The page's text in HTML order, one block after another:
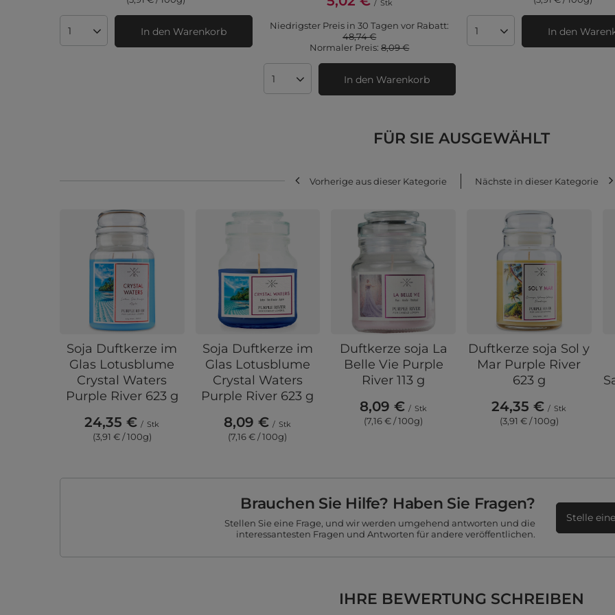
Anzahl der ProdukteIn den Warenkorb
/ Stk
Niedrigster Preis in 30 Tagen vor Rabatt:
48,74 €
Normaler Preis:8,09 €
Anzahl der ProdukteIn den Warenkorb
Anzahl der Produkte
In den
FÜR SIE AUSGEWÄHLT
Vorherige aus dieser Kategorie Nächste in dieser Kategorie
Soja Duftkerze im
Glas Lotusblume
Crystal Waters
Purple River 623 g
24,35 € / Stk
(3,91 € / 100g)
Soja Duftkerze im
Glas Lotusblume
Crystal Waters
Purple River 623 g
8,09 € / Stk
(7,16 € / 100g)
Duftkerze soja La
Belle Vie Purple
River 113 g
8,09 € / Stk
(7,16 € / 100g)
Duftkerze soja Sol y
Mar Purple River
623 g
24,35 € / Stk
(3,91 € / 100g)
Brauchen Sie Hilfe? Haben Sie Fragen?
Stellen Sie eine Frage, und wir werden umgehend antworten und die
interessantesten Fragen und Antworten für andere veröffentlichen.
Stelle
IHRE BEWERTUNG SCHREIBEN